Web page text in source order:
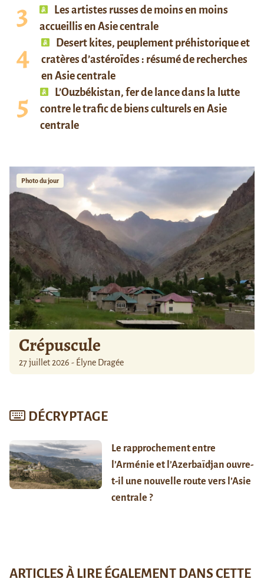
Les artistes russes de moins en moins
accueillis en Asie centrale
Desert kites, peuplement préhistorique et
cratères d’astéroïdes : résumé de recherches
en Asie centrale
L’Ouzbékistan, fer de lance dans la lutte
contre le trafic de biens culturels en Asie
centrale
Photo du jour
Crépuscule
27 juillet 2026 - Élyne Dragée
DÉCRYPTAGE
Le rapprochement entre
l’Arménie et l’Azerbaïdjan ouvre-
t-il une nouvelle route vers l’Asie
centrale ?
ARTICLES À LIRE ÉGALEMENT DANS CETTE